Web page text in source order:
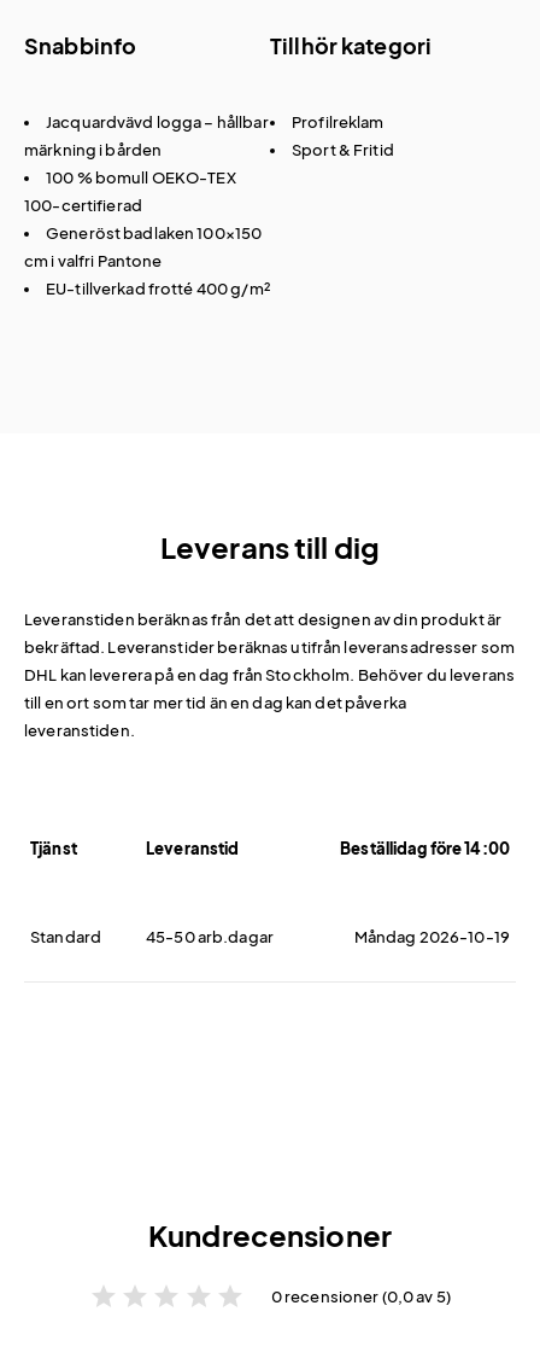
Snabbinfo
Jacquardvävd logga – hållbar
märkning i bården
100 % bomull OEKO-TEX
100-certifierad
Generöst badlaken 100×150
cm i valfri Pantone
EU-tillverkad frotté 400 g/m²
Tillhör kategori
Profilreklam
Sport & Fritid
Leverans till dig
Leveranstiden beräknas från det att designen av din produkt är
bekräftad. Leveranstider beräknas utifrån leveransadresser som
DHL kan leverera på en dag från Stockholm. Behöver du leverans
till en ort som tar mer tid än en dag kan det påverka
leveranstiden.
Tjänst Leveranstid Beställidag före 14:00
Standard 45-50 arb.dagar Måndag 2026-10-19
Kundrecensioner
star star star star star 0 recensioner (0,0 av 5)